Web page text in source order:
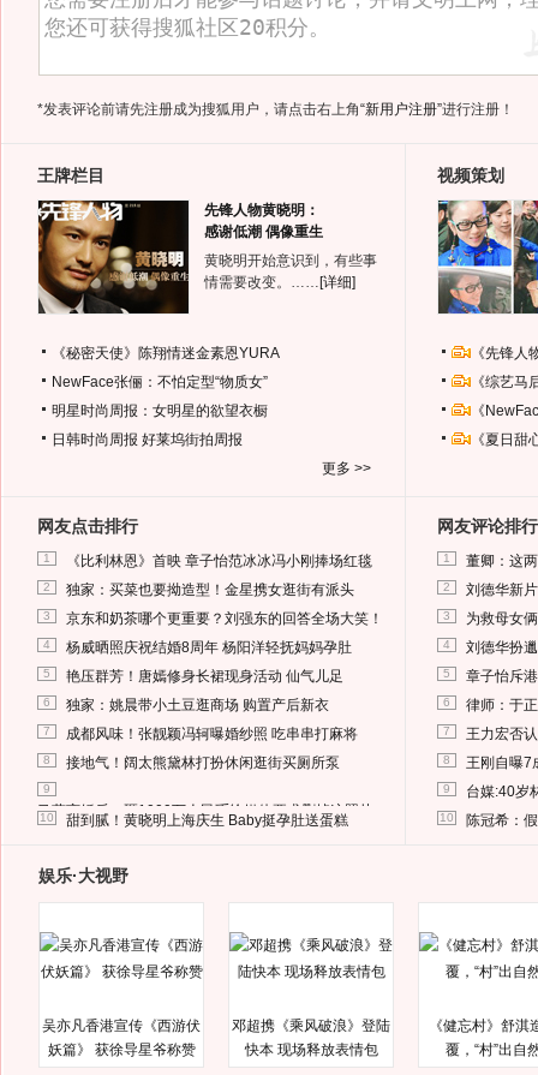
*发表评论前请先注册成为搜狐用户，请点击右上角“新用户注册”进行注册！
王牌栏目
先锋人物黄晓明：
感谢低潮 偶像重生
黄晓明开始意识到，有些事
情需要改变。…… [详细]
《秘密天使》陈翔情迷金素恩YURA
NewFace张俪：不怕定型“物质女”
明星时尚周报：女明星的欲望衣橱
日韩时尚周报 好莱坞街拍周报
更多 >>
视频策划
《先锋
《综艺
《
《夏日
网友点击排行
1 《比利林恩》首映 章子怡范冰冰冯小刚捧场红毯
2 独家：买菜也要拗造型！金星携女逛街有派头
3 京东和奶茶哪个更重要？刘强东的回答全场大笑！
4 杨威晒照庆祝结婚8周年 杨阳洋轻抚妈妈孕肚
5 艳压群芳！唐嫣修身长裙现身活动 仙气儿足
6 独家：姚晨带小土豆逛商场 购置产后新衣
7 成都风味！张靓颖冯轲曝婚纱照 吃串串打麻将
8 接地气！阔太熊黛林打扮休闲逛街买厕所泵
9
马蓉离婚后，砸1000万人民币给媒体要求删掉这照片
10 甜到腻！黄晓明上海庆生 Baby挺孕肚送蛋糕
网友评论排行
1 董卿：这
2 刘德华新
3 为救母女
4 刘德华扮
5 章子怡斥
6 律师：于
7 王力宏否
8 王刚自曝7
9 台媒:40岁
10 陈冠希：
娱乐·大视野
吴亦凡香港宣传《西游伏
妖篇》 获徐导星爷称赞
邓超携《乘风破浪》登陆
快本 现场释放表情包
《健忘村》舒淇
覆，“村”出自